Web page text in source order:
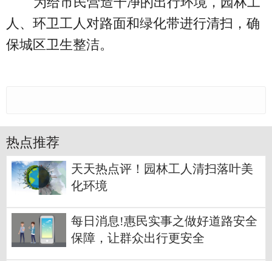
人、环卫工人对路面和绿化带进行清扫，确
保城区卫生整洁。
热点推荐
天天热点评！园林工人清扫落叶美
化环境
每日消息!惠民实事之做好道路安全
保障，让群众出行更安全